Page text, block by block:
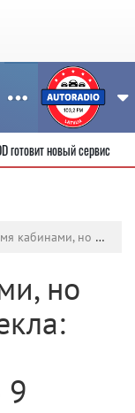
готовит новый сервис
без лобового стекла: BYD показала "бетмобиль" Bao 9
но
9